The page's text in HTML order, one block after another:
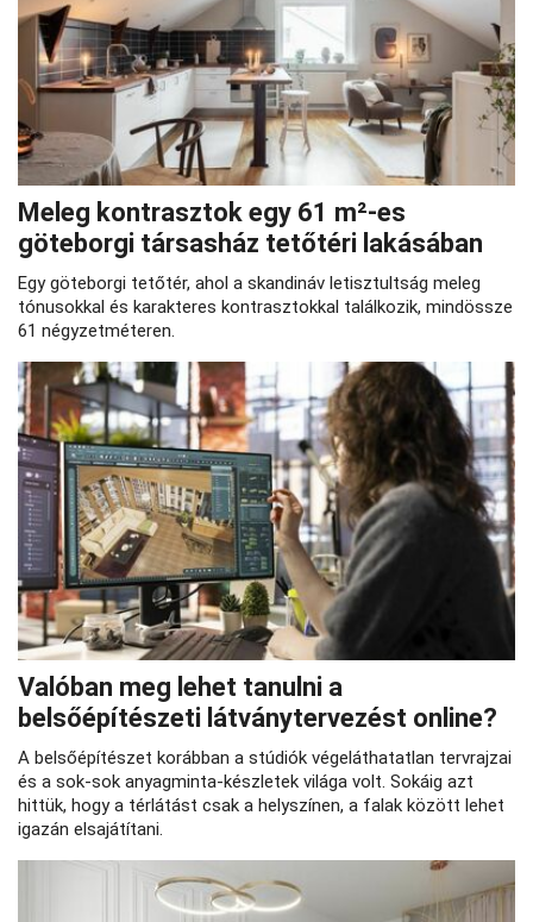
Meleg kontrasztok egy 61 m²-es
göteborgi társasház tetőtéri lakásában
Egy göteborgi tetőtér, ahol a skandináv letisztultság meleg
tónusokkal és karakteres kontrasztokkal találkozik, mindössze
61 négyzetméteren.
Valóban meg lehet tanulni a
belsőépítészeti látványtervezést online?
A belsőépítészet korábban a stúdiók végeláthatatlan tervrajzai
és a sok-sok anyagminta-készletek világa volt. Sokáig azt
hittük, hogy a térlátást csak a helyszínen, a falak között lehet
igazán elsajátítani.